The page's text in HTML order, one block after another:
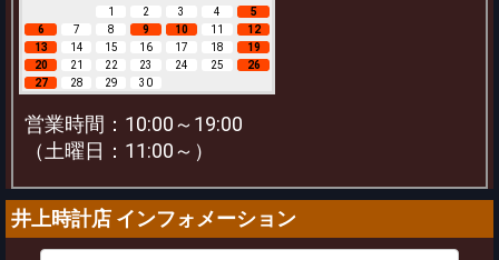
1
2 3 4
5
6
7 8 9 10 11
12
13
14 15 16 17 18
19
20
21 22 23 24 25
26
27
28 29 30
営業時間：10:00～19:00
（土曜日：11:00～）
井上時計店 インフォメーション